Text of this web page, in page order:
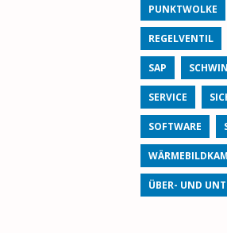
PUNKTWOLKE
REGELVENTIL
SAP
SERVICE
SOFTWARE
ÜBER- UND